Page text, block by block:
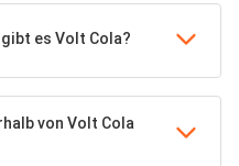
es Volt Cola?
von Volt Cola